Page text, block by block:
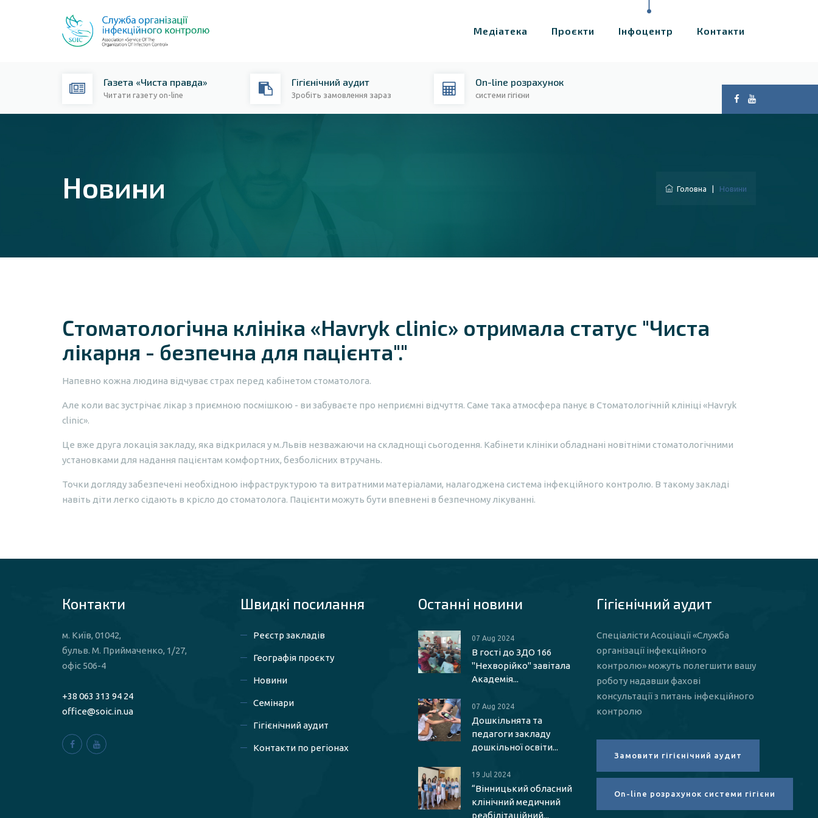
Медіатека Проєкти Інфоцентр Контакти
Газета «Чиста правда»
Читати газету on-line
Гігієнічний аудит
Зробіть замовлення зараз
On-line розрахунок
системи гігієни
Новини Головна Новини
Стоматологічна клініка «Havryk clinic» отримала статус "Чиста
лікарня - безпечна для пацієнта"."
Напевно кожна людина відчуває страх перед кабінетом стоматолога.
Але коли вас зустрічає лікар з приємною посмішкою - ви забуваєте про неприємні відчуття. Саме така атмосфера панує в Стоматологічній клініці «Havryk
clinic».
Це вже друга локація закладу, яка відкрилася у м.Львів незважаючи на складнощі сьогодення. Кабінети клініки обладнані новітніми стоматологічними
установками для надання пацієнтам комфортних, безболісних втручань.
Точки догляду забезпечені необхідною інфраструктурою та витратними матеріалами, налагоджена система інфекційного контролю. В такому закладі
навіть діти легко сідають в крісло до стоматолога. Пацієнти можуть бути впевнені в безпечному лікуванні.
Контакти
м. Київ, 01042,
бульв. М. Приймаченко, 1/27,
офіс 506-4
+38 063 313 94 24
office@soic.in.ua
Швидкі посилaння
Реєстр закладів
Географія проєкту
Новини
Семінари
Гігієнічний аудит
Контакти по регіонах
Останні новини
07 Aug 2024
В гості до ЗДО 166
"Нехворійко" завітала
Академія...
07 Aug 2024
Дошкільнята та
педагоги закладу
дошкільної освіти...
19 Jul 2024
“Вінницький обласний
клінічний медичний
реабілітаційний...
Гігієнічний аудит
Спеціалісти Асоціації «Служба
організації інфекційного
контролю» можуть полегшити вашу
роботу надавши фахові
консультації з питань інфекційного
контролю